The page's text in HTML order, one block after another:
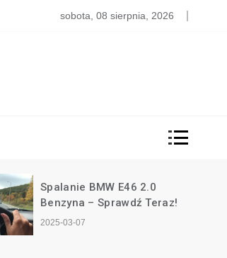
Auta? Proste Kalkulacje!
sobota, 08 sierpnia, 2026
Spalanie Silnika 2.0
Benzyna – Sprawdź Dane!
2025-03-07